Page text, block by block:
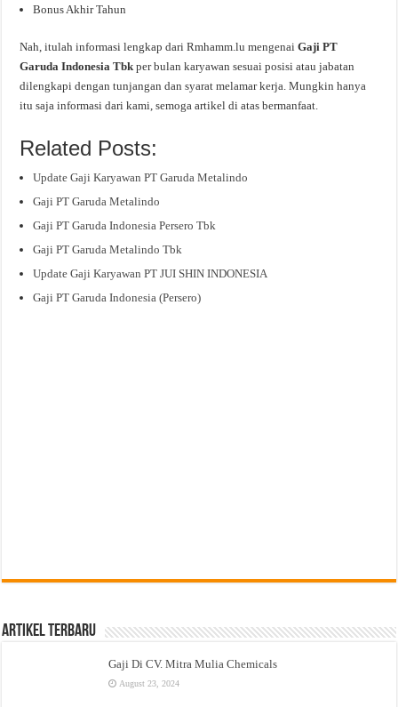
Bonus Akhir Tahun
Nah, itulah informasi lengkap dari Rmhamm.lu mengenaiGaji PT
Garuda Indonesia Tbkper bulan karyawan sesuai posisi atau jabatan
dilengkapi dengan tunjangan dan syarat melamar kerja. Mungkin hanya
itu saja informasi dari kami, semoga artikel di atas bermanfaat.
Related Posts:
Update Gaji Karyawan PT Garuda Metalindo
Gaji PT Garuda Metalindo
Gaji PT Garuda Indonesia Persero Tbk
Gaji PT Garuda Metalindo Tbk
Update Gaji Karyawan PT JUI SHIN INDONESIA
Gaji PT Garuda Indonesia (Persero)
Artikel Terbaru
Gaji Di CV. Mitra Mulia Chemicals
August 23, 2024